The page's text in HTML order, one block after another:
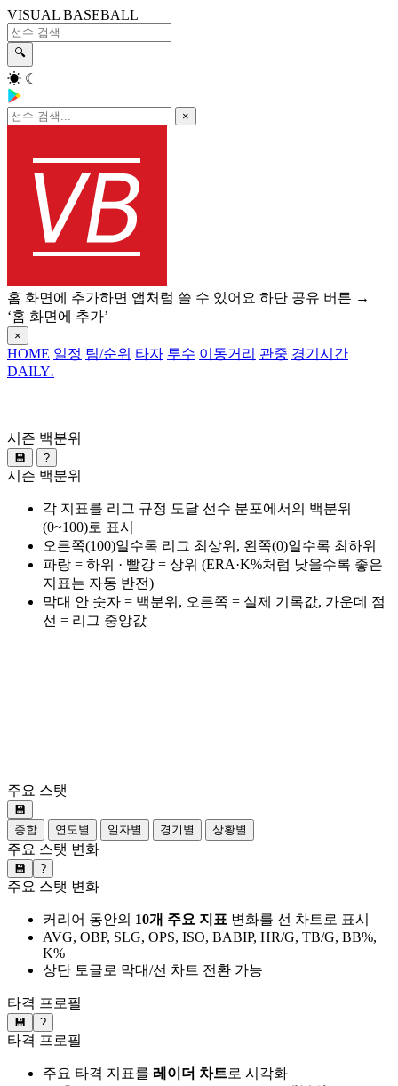
VISUAL BASEBALL
🔍
☀ ☾
×
홈 화면에 추가하면 앱처럼 쓸 수 있어요 하단 공유 버튼 →
‘홈 화면에 추가’
×
HOME 일정 팀/순위 타자 투수 이동거리 관중 경기시간
DAILY.
시즌 백분위
💾 ?
시즌 백분위
각 지표를 리그 규정 도달 선수 분포에서의 백분위
(0~100)로 표시
오른쪽(100)일수록 리그 최상위, 왼쪽(0)일수록 최하위
파랑 = 하위 · 빨강 = 상위 (ERA·K%처럼 낮을수록 좋은
지표는 자동 반전)
막대 안 숫자 = 백분위, 오른쪽 = 실제 기록값, 가운데 점
선 = 리그 중앙값
주요 스탯
💾
종합
연도별 일자별 경기별 상황별
주요 스탯 변화
💾 ?
주요 스탯 변화
커리어 동안의 10개 주요 지표 변화를 선 차트로 표시
AVG, OBP, SLG, OPS, ISO, BABIP, HR/G, TB/G, BB%,
K%
상단 토글로 막대/선 차트 전환 가능
타격 프로필
💾 ?
타격 프로필
주요 타격 지표를 레이더 차트로 시각화